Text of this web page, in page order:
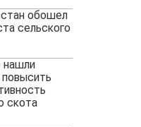
обошел
сельского
нашли
скота